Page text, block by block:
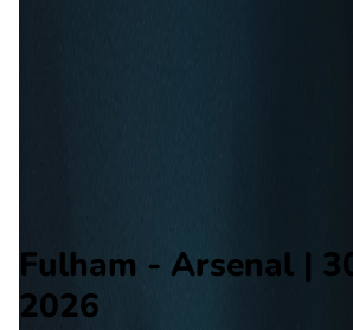
Fulham - Arsenal |
2026